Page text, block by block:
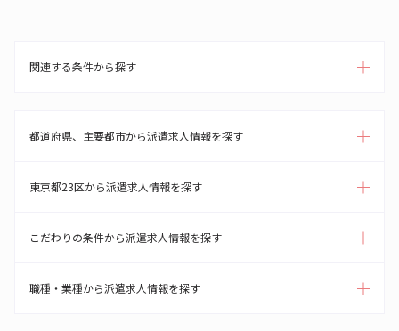
関連する条件から探す
都道府県、主要都市から派遣求人情報を探す
東京都23区から派遣求人情報を探す
こだわりの条件から派遣求人情報を探す
職種・業種から派遣求人情報を探す